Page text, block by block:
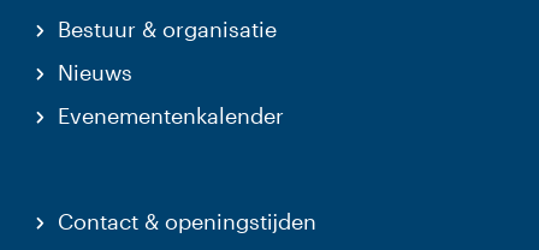
Bestuur & organisatie
Nieuws
Evenementenkalender
Contact & openingstijden